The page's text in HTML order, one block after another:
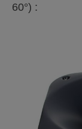
60°) :